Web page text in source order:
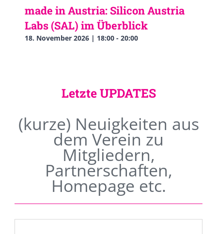
made in Austria: Silicon Austria
Labs (SAL) im Überblick
18. November 2026 | 18:00 - 20:00
Letzte UPDATES
(kurze) Neuigkeiten aus
dem Verein zu
Mitgliedern,
Partnerschaften,
Homepage etc.